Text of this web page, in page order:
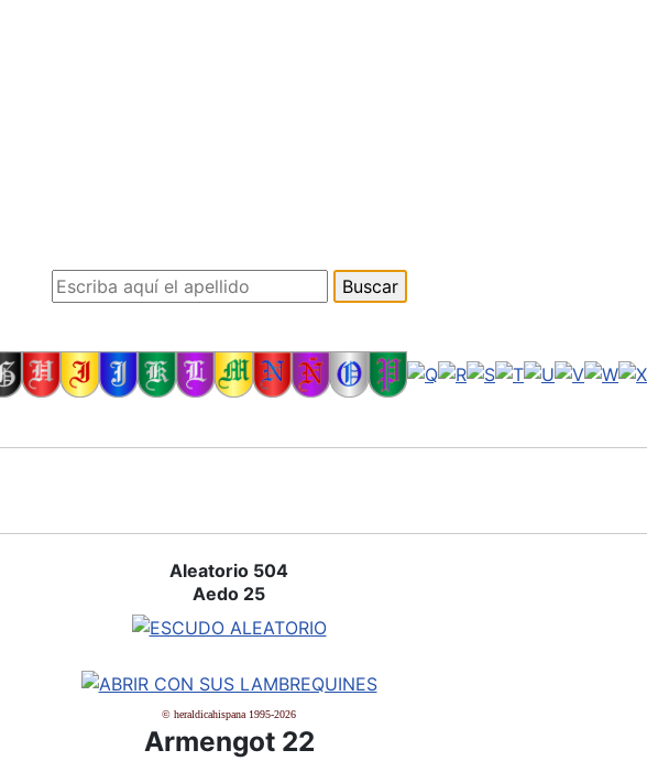
Aleatorio 504
Aedo 25
© heraldicahispana 1995-2026
Armengot 22